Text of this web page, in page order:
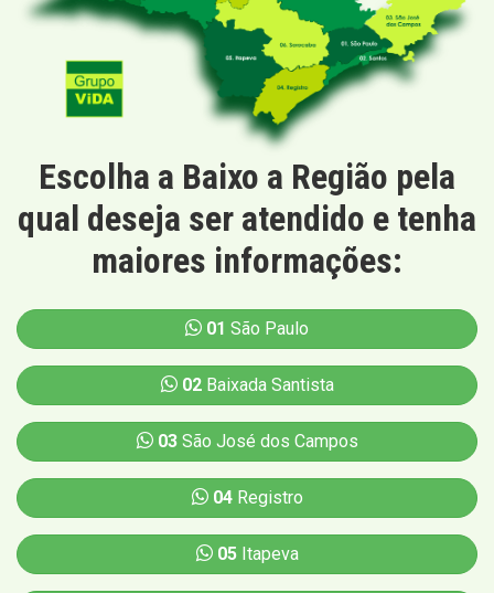
Escolha a Baixo a Região pela
qual deseja ser atendido e tenha
maiores informações:
01 São Paulo
02Baixada Santista
03São José dos Campos
04Registro
05Itapeva